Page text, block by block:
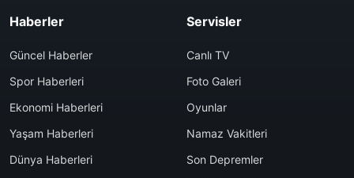
Haberler
Güncel Haberler
Spor Haberleri
Ekonomi Haberleri
Yaşam Haberleri
Dünya Haberleri
Servisler
Canlı TV
Foto Galeri
Oyunlar
Namaz Vakitleri
Son Depremler